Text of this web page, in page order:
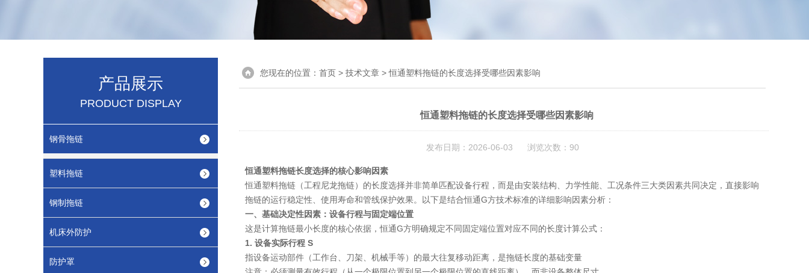
产品展示
PRODUCT DISPLAY
钢骨拖链
塑料拖链
钢制拖链
机床外防护
防护罩
您现在的位置： 首页 > 技术文章 > 恒通塑料拖链的长度选择受哪些因素影响
恒通塑料拖链的长度选择受哪些因素影响
发布日期：2026-06-03 浏览次数：90
恒通塑料拖链长度选择的核心影响因素
恒通塑料拖链（工程尼龙拖链）的长度选择并非简单匹配设备行程，而是由安装结构、力学性能、工况条件三大类因素共同决定，直接影响
拖链的运行稳定性、使用寿命和管线保护效果。以下是结合恒通G方技术标准的详细影响因素分析：
一、基础决定性因素：设备行程与固定端位置
这是计算拖链最小长度的核心依据，恒通G方明确规定不同固定端位置对应不同的长度计算公式：
1. 设备实际行程 S
指设备运动部件（工作台、刀架、机械手等）的最大往复移动距离，是拖链长度的基础变量